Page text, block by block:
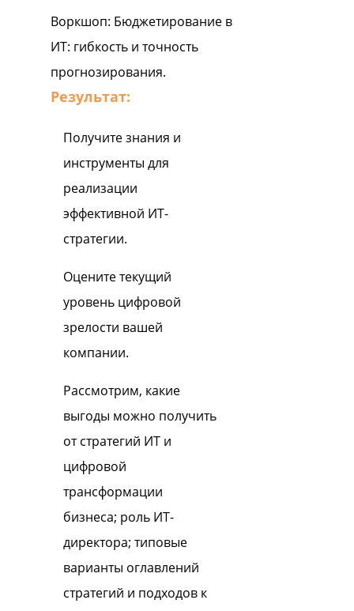
Воркшоп: Бюджетирование в
ИТ: гибкость и точность
прогнозирования.
Результат:
Получите знания и
инструменты для
реализации
эффективной ИТ-
стратегии.
Оцените текущий
уровень цифровой
зрелости вашей
компании.
Рассмотрим, какие
выгоды можно получить
от стратегий ИТ и
цифровой
трансформации
бизнеса; роль ИТ-
директора; типовые
варианты оглавлений
стратегий и подходов к